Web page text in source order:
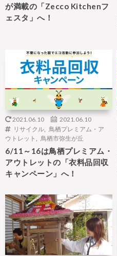
が満載の「Zecco Kitchenフ
ェスタ」へ！
2021.06.10 2021.06.10
リサイクル
鳥栖プレミアム・ア
ウトレット
鳥栖市弥生が丘
6/11～16は鳥栖プレミアム・
アウトレットの「衣料品回収
キャンペーン」へ！